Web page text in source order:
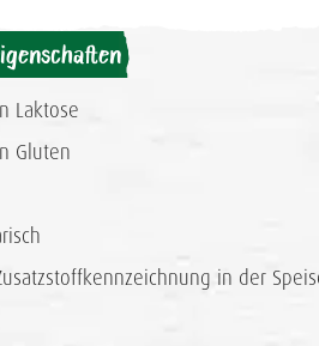
Laktose
Gluten
in der